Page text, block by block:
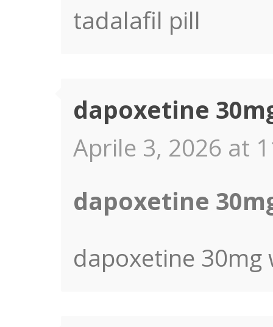
tadalafil pill
dapoxetine
Aprile 3, 2026 at
dapoxetine
dapoxetine 30mg